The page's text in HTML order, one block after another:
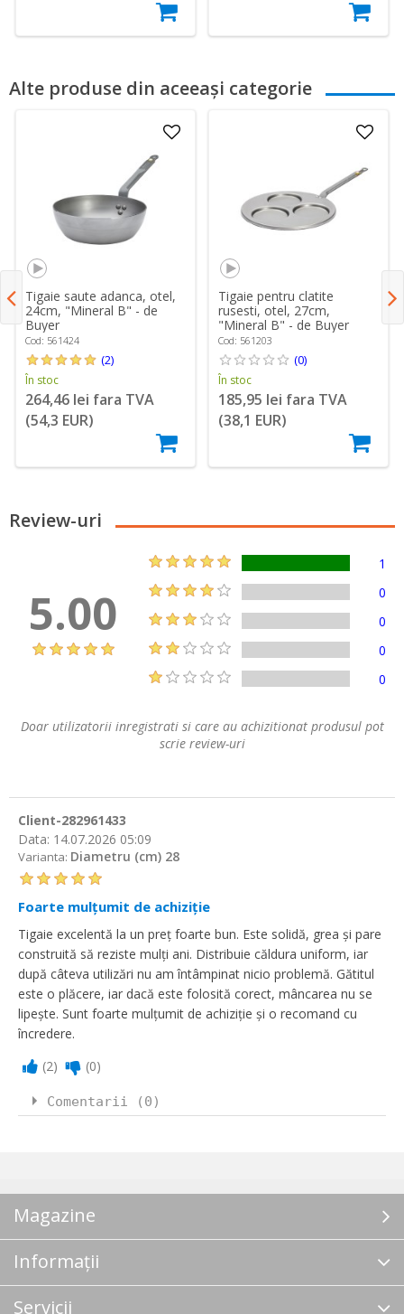
Alte produse din aceeași categorie
Tigaie saute adanca, otel,
24cm, "Mineral B" - de
Buyer
Cod: 561424
(2)
În stoc
264,46 lei fara TVA
(54,3 EUR)
Tigaie pentru clatite
rusesti, otel, 27cm,
"Mineral B" - de Buyer
Cod: 561203
(0)
În stoc
185,95 lei fara TVA
(38,1 EUR)
Review-uri
5.00
1
0
0
0
0
Doar utilizatorii inregistrati si care au achizitionat produsul pot
scrie review-uri
Client-282961433
Data: 14.07.2026 05:09
Varianta: Diametru (cm) 28
Foarte mulțumit de achiziție
Tigaie excelentă la un preț foarte bun. Este solidă, grea și pare
construită să reziste mulți ani. Distribuie căldura uniform, iar
după câteva utilizări nu am întâmpinat nicio problemă. Gătitul
este o plăcere, iar dacă este folosită corect, mâncarea nu se
lipește. Sunt foarte mulțumit de achiziție și o recomand cu
încredere.
(2) (0)
Comentarii (0)
Magazine
Informații
Servicii